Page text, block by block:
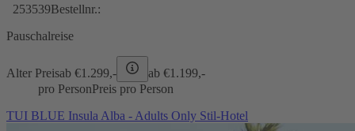
253539Bestellnr.:
Pauschalreise
Alter Preisab €1.299,- ab €1.199,-
pro PersonPreis pro Person
TUI BLUE Insula Alba - Adults Only Stil-Hotel